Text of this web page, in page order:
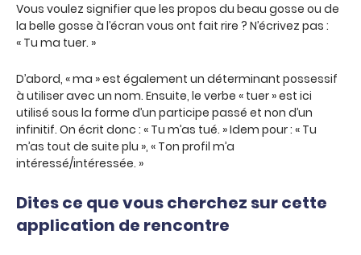
Vous voulez signifier que les propos du beau gosse ou de
la belle gosse à l’écran vous ont fait rire ? N’écrivez pas :
« Tu ma tuer. »
D’abord, « ma » est également un déterminant possessif
à utiliser avec un nom. Ensuite, le verbe « tuer » est ici
utilisé sous la forme d’un participe passé et non d’un
infinitif. On écrit donc : « Tu m’as tué. » Idem pour : « Tu
m’as tout de suite plu », « Ton profil m’a
intéressé/intéressée. »
Dites ce que vous cherchez sur cette
application de rencontre